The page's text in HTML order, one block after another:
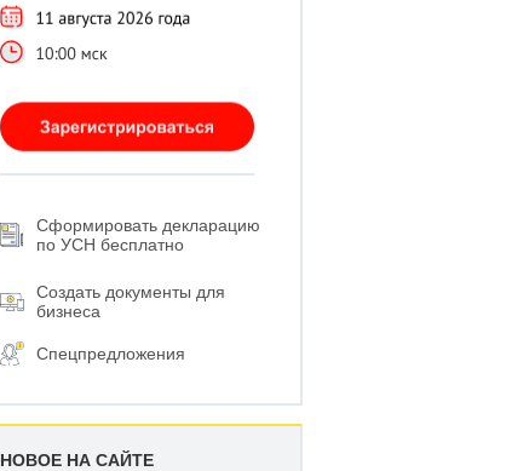
Сформировать декларацию
по УСН бесплатно
Создать документы для
бизнеса
Спецпредложения
НОВОЕ НА САЙТЕ